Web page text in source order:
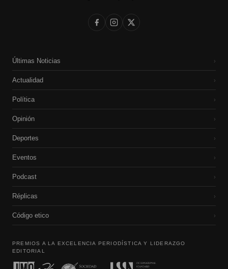
Últimas Noticias ›
Actualidad ›
Política ›
Opinión ›
Deportes ›
Eventos ›
Podcast ›
Réplicas ›
Código etico ›
PREMIOS A LA EXCELENCIA PERIODÍSTICA Y LIDERAZGO
EDITORIAL